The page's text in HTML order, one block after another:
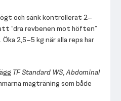
och sänk kontrollerat 2–
”dra revbenen mot höften”
2,5–5 kg när alla reps har
TF Standard WS, Abdominal
magträning som både